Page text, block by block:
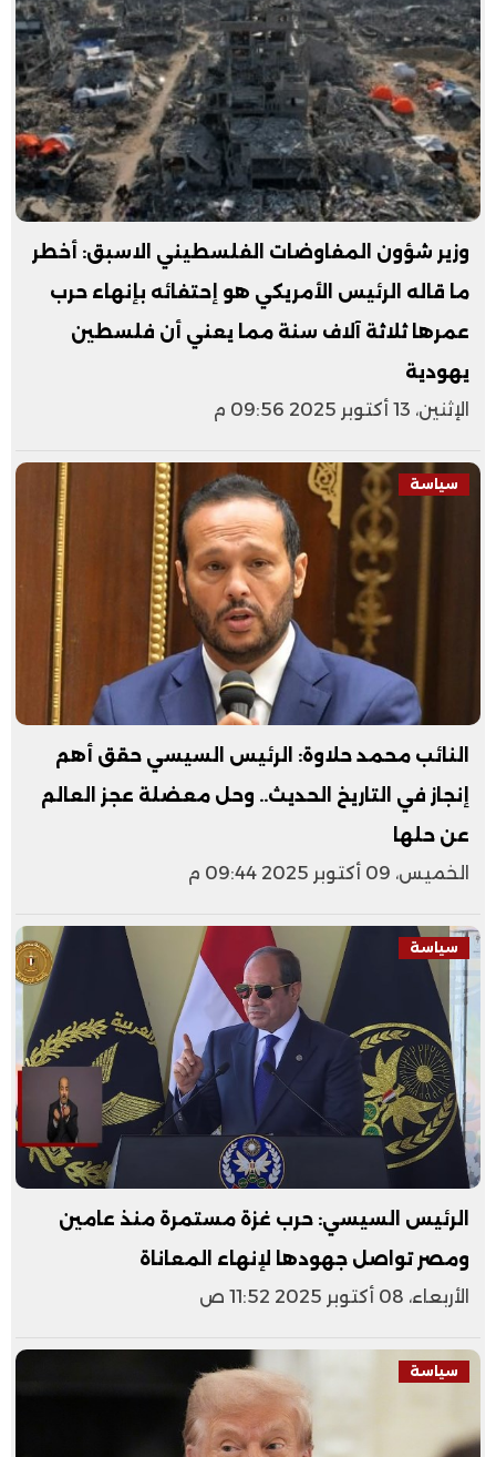
وزير شؤون المفاوضات الفلسطيني الاسبق: أخطر
ما قاله الرئيس الأمريكي هو إحتفائه بإنهاء حرب
عمرها ثلاثة آلاف سنة مما يعني أن فلسطين
يهودية
الإثنين، 13 أكتوبر 2025 09:56 م
سياسة
النائب محمد حلاوة: الرئيس السيسي حقق أهم
إنجاز في التاريخ الحديث.. وحل معضلة عجز العالم
عن حلها
الخميس، 09 أكتوبر 2025 09:44 م
سياسة
الرئيس السيسي: حرب غزة مستمرة منذ عامين
ومصر تواصل جهودها لإنهاء المعاناة
الأربعاء، 08 أكتوبر 2025 11:52 ص
سياسة